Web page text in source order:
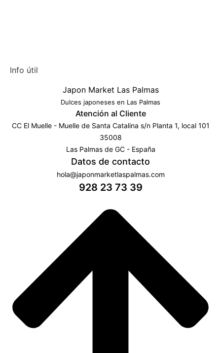
Info útil
Japon Market Las Palmas
Dulces japoneses en Las Palmas
Atención al Cliente
CC El Muelle - Muelle de Santa Catalina s/n Planta 1, local 101
35008
Las Palmas de GC - España
Datos de contacto
hola@japonmarketlaspalmas.com
928 23 73 39